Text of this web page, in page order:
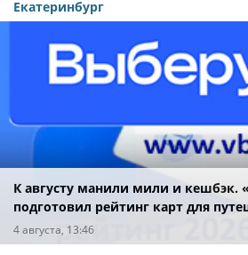
Екатеринбург
К августу манили мили и кешбэк.
подготовил рейтинг карт для
года
4 августа, 13:46